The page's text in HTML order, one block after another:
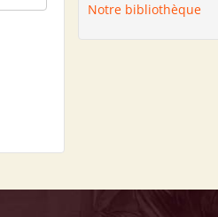
Notre bibliothèque